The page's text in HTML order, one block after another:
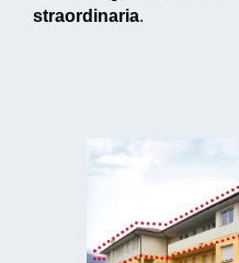
straordinaria.